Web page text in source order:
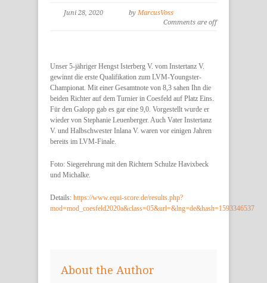
Juni 28, 2020 by MarcusVoss
Comments are off
Unser 5-jähriger Hengst Isterberg V. vom Instertanz V.
gewinnt die erste Qualifikation zum LVM-Youngster-
Championat. Mit einer Gesamtnote von 8,3 sahen Ihn die
beiden Richter auf dem Turnier in Coesfeld auf Platz Eins.
Für den Galopp gab es gar eine 9,0. Vorgestellt wurde er
wieder von Stephanie Leuenberger. Auch Vater Instertanz
V. und Halbschwester Inlana V. waren vor einigen Jahren
bereits im LVM-Finale.
Foto: Siegerehrung mit den Richtern Schulze Havixbeck
und Michalke.
Details: https://www.equi-score.de/results.php?
mod=mod_coesfeld2020a&class=05&url=&lng=de&hash=1593346537
About the Author